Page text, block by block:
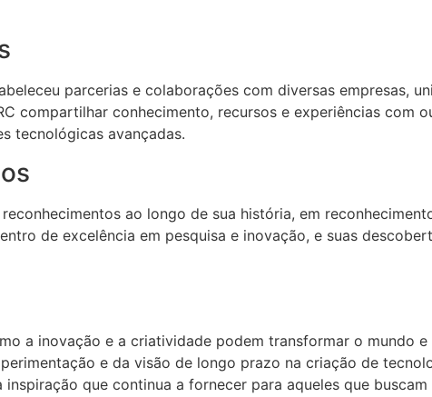
parcerias e colaborações com diversas empresas,
compartilhar conhecimento, recursos e experiências com
tecnológicas avançadas.
ao longo de sua história, em
de excelência em pesquisa e inovação, e suas
a inovação e a criatividade podem transformar o mundo
e da visão de longo prazo na criação de
inspiração que continua a fornecer para aqueles que